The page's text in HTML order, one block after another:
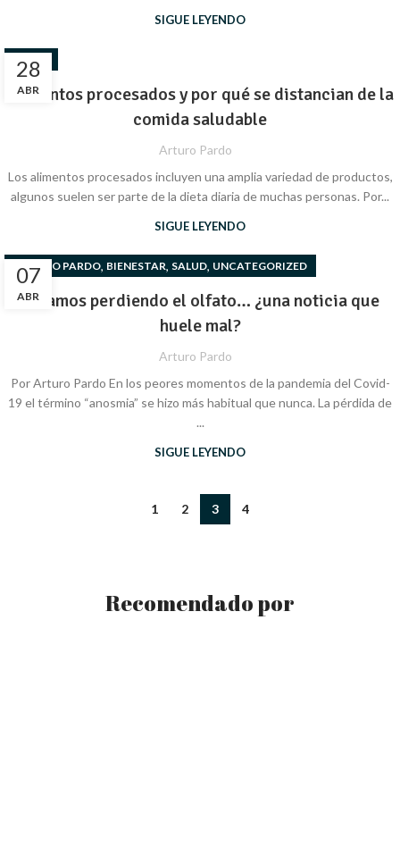
SIGUE LEYENDO
28
ABR
SALUD
Alimentos procesados y por qué se distancian de la
comida saludable
Arturo Pardo
Los alimentos procesados incluyen una amplia variedad de productos,
algunos suelen ser parte de la dieta diaria de muchas personas. Por...
SIGUE LEYENDO
07
ABR
ARTURO PARDO, BIENESTAR, SALUD, UNCATEGORIZED
Estamos perdiendo el olfato… ¿una noticia que
huele mal?
Arturo Pardo
Por Arturo Pardo En los peores momentos de la pandemia del Covid-
19 el término “anosmia” se hizo más habitual que nunca. La pérdida de
...
SIGUE LEYENDO
1 2 3 4
Recomendado por